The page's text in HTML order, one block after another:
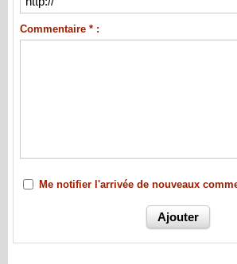
Commentaire * :
Me notifier l'arrivée de nouveaux